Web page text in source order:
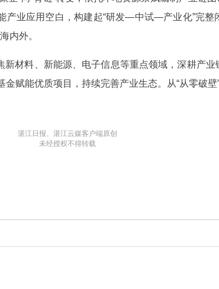
产业应用空白，构建起“研发—中试—产业化”完整
内外。
材料、新能源、电子信息等重点领域，深耕产
赋能优质项目，持续完善产业生态。从“从零破
湛江日报、湛江云媒客户端原创
未经授权不得转载